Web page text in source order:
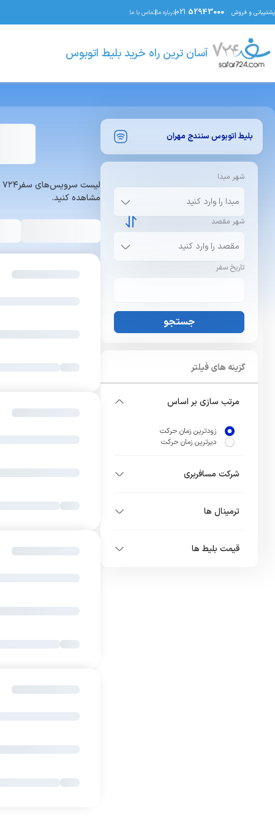
پشتیبانی و فروش 021 52943000 درباره ماتماس با ما
آسان ترین راه خرید بلیط اتوبوس
بلیط اتوبوس سنندج مهران
شهر مبدا
شهر مقصد
تاریخ سفر
جستجو
گزینه های فیلتر
مرتب سازی بر اساس
زودترین زمان حرکت
دیرترین زمان حرکت
شرکت مسافربری
ترمینال ها
قیمت بلیط ها
مشاهده کنید.